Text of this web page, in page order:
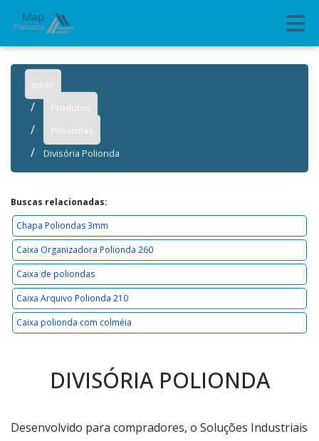
Início
Produtos
Poliondas
Divisória Polionda
Buscas relacionadas:
Chapa Poliondas 3mm
Caixa Organizadora Polionda 260
Caixa de poliondas
Caixa Arquivo Polionda 210
Caixa polionda com colméia
DIVISÓRIA POLIONDA
Desenvolvido para compradores, o Soluções Industriais